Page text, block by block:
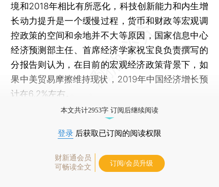
境和2018年相比有所恶化，科技创新能力和内生增
长动力提升是一个缓慢过程，货币和财政等宏观调
控政策的空间和余地并不大等原因，国家信息中心
经济预测部主任、首席经济学家祝宝良负责撰写的
分报告则认为，在目前的宏观经济政策背景下，如
果中美贸易摩擦维持现状，2019年中国经济增长预
计在6.2%左右。
本文共计2953字 订阅后继续阅读
登录 后获取已订阅的阅读权限
财新通会员
可畅读全文
订阅/会员升级